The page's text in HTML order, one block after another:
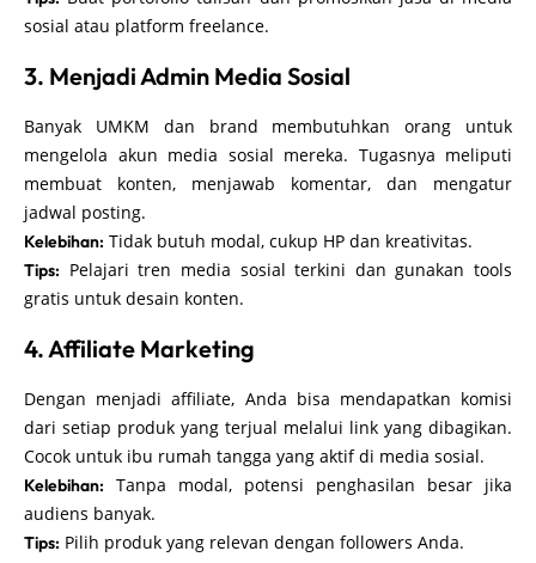
sosial atau platform freelance.
3. Menjadi Admin Media Sosial
Banyak UMKM dan brand membutuhkan orang untuk
mengelola akun media sosial mereka. Tugasnya meliputi
membuat konten, menjawab komentar, dan mengatur
jadwal posting.
Kelebihan: Tidak butuh modal, cukup HP dan kreativitas.
Tips: Pelajari tren media sosial terkini dan gunakan tools
gratis untuk desain konten.
4. Affiliate Marketing
Dengan menjadi affiliate, Anda bisa mendapatkan komisi
dari setiap produk yang terjual melalui link yang dibagikan.
Cocok untuk ibu rumah tangga yang aktif di media sosial.
Kelebihan: Tanpa modal, potensi penghasilan besar jika
audiens banyak.
Tips: Pilih produk yang relevan dengan followers Anda.